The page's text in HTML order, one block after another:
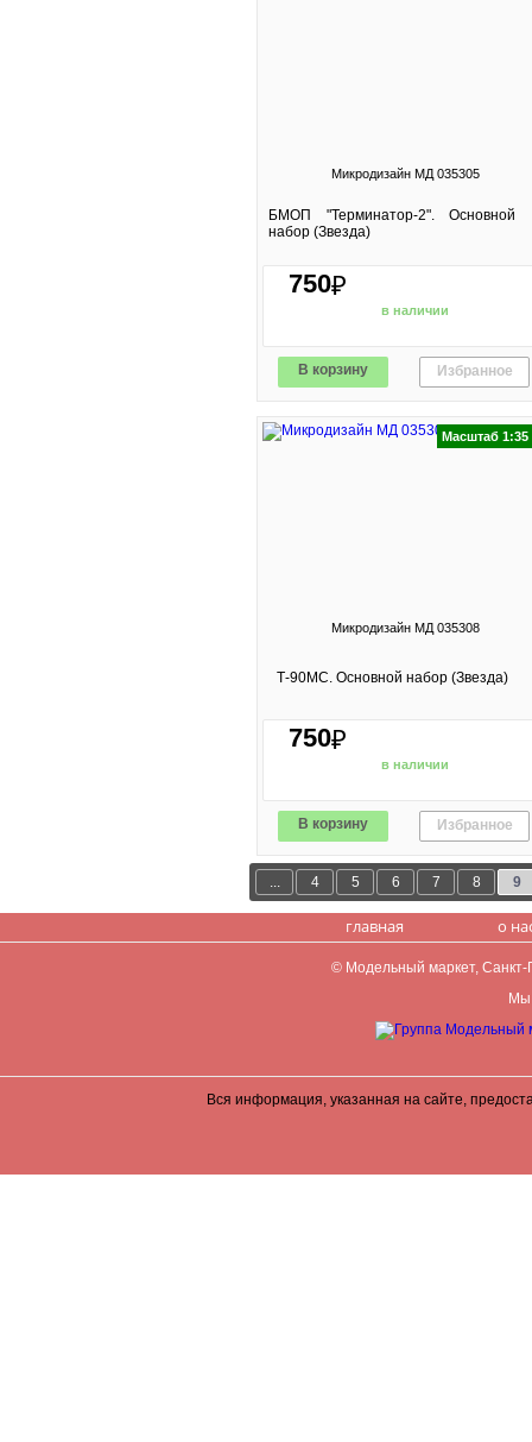
Микродизайн МД 035305
БМОП "Терминатор-2". Основной
набор (Звезда)
750₽
в наличии
В корзину Избранное
Масштаб 1:35
Микродизайн МД 035308
Т-90МС. Основной набор (Звезда)
750₽
в наличии
В корзину Избранное
... 4 5 6 7 8 9
главная о
© Модельный маркет, Санкт-
Мы
Вся информация, указанная на сайте,